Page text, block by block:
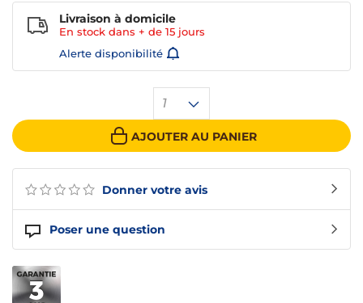
Donner votre avis
Poser une question
1
AJOUTER AU PANIER
Livraison à domicile
En stock dans + de 15 jours
Alerte disponibilité